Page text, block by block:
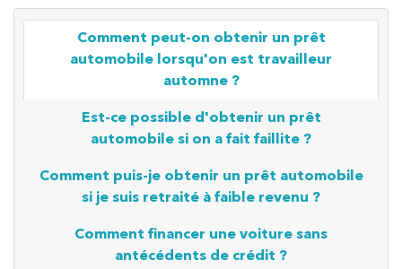
Comment peut-on obtenir un prêt
automobile lorsqu'on est travailleur
automne ?
Est-ce possible d'obtenir un prêt
automobile si on a fait faillite ?
Comment puis-je obtenir un prêt automobile
si je suis retraité à faible revenu ?
Comment financer une voiture sans
antécédents de crédit ?